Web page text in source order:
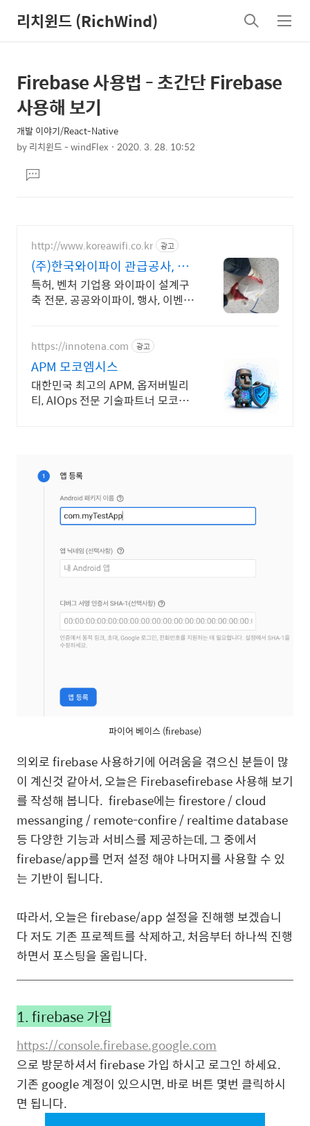
리치윈드 (RichWind)
검
색
메
뉴
상
세
텐
본
문
제
목
Firebase 사용법 - 초간단 Firebase
사용해 보기
개발 이야기/React-Native
by리치윈드 - windFlex 2020. 3. 28. 10:52
문댓
글
http://www.koreawifi.co.kr 광고
(주)한국와이파이 관급공사, 건
설공사 가능
특허, 벤처 기업용 와이파이 설계구
축 전문, 공공와이파이, 행사, 이벤트,
축. 견적문의
https://innotena.com 광고
APM 모코엠시스
대한민국 최고의 APM, 옵저버빌리
티, AIOps 전문 기술파트너 모코엠
파이어 베이스 (firebase)
의외로 firebase 사용하기에 어려움을 겪으신 분들이 많
이 계신것 같아서, 오늘은 Firebasefirebase 사용해 보기
를 작성해 봅니다. firebase에는 firestore / cloud
messanging / remote-confire / realtime database
등 다양한 기능과 서비스를 제공하는데, 그 중에서
firebase/app를 먼저 설정 해야 나머지를 사용할 수 있
는 기반이 됩니다.
따라서, 오늘은 firebase/app 설정을 진해행 보겠습니
다 저도 기존 프로젝트를 삭제하고, 처음부터 하나씩 진행
하면서 포스팅을 올립니다.
1. firebase 가입
https://console.firebase.google.com
으로 방문하셔서 firebase 가입 하시고 로그인 하세요.
기존 google 계정이 있으시면, 바로 버튼 몇번 클릭하시
면 됩니다.